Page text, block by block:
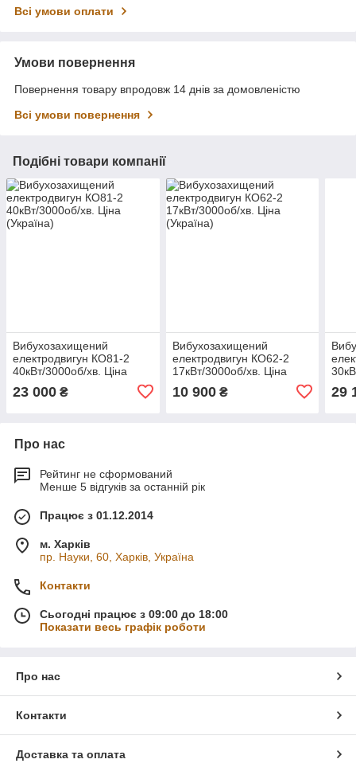
Всі умови оплати
Умови повернення
Повернення товару впродовж 14 днів за домовленістю
Всі умови повернення
Подібні товари компанії
Вибухозахищений
електродвигун КО81-2
40кВт/3000об/хв. Ціна
23 000 ₴
Вибухозахищений
електродвигун КО62-2
17кВт/3000об/хв. Ціна
10 900₴ 29
Про нас
Рейтинг не сформований
Менше 5 відгуків за останній рік
Працює з 01.12.2014
м. Харків
пр. Науки, 60, Харків, Україна
Контакти
Сьогодні працює з 09:00 до 18:00
Показати весь графік роботи
Про нас
Контакти
Доставка та оплата